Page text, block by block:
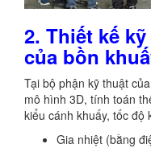
2. Thiết kế
của bồn
Tại bộ phận kỹ thuật
mô hình 3D, tính toán
kiểu cánh khuấy, tốc độ
Gia nhiệt (bằng